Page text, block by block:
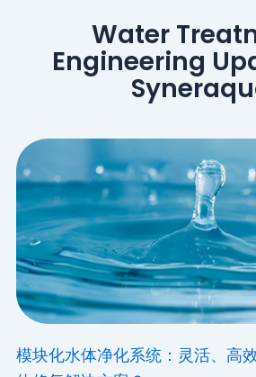
Water
Engineering
模块化水体净化系统：灵活、高